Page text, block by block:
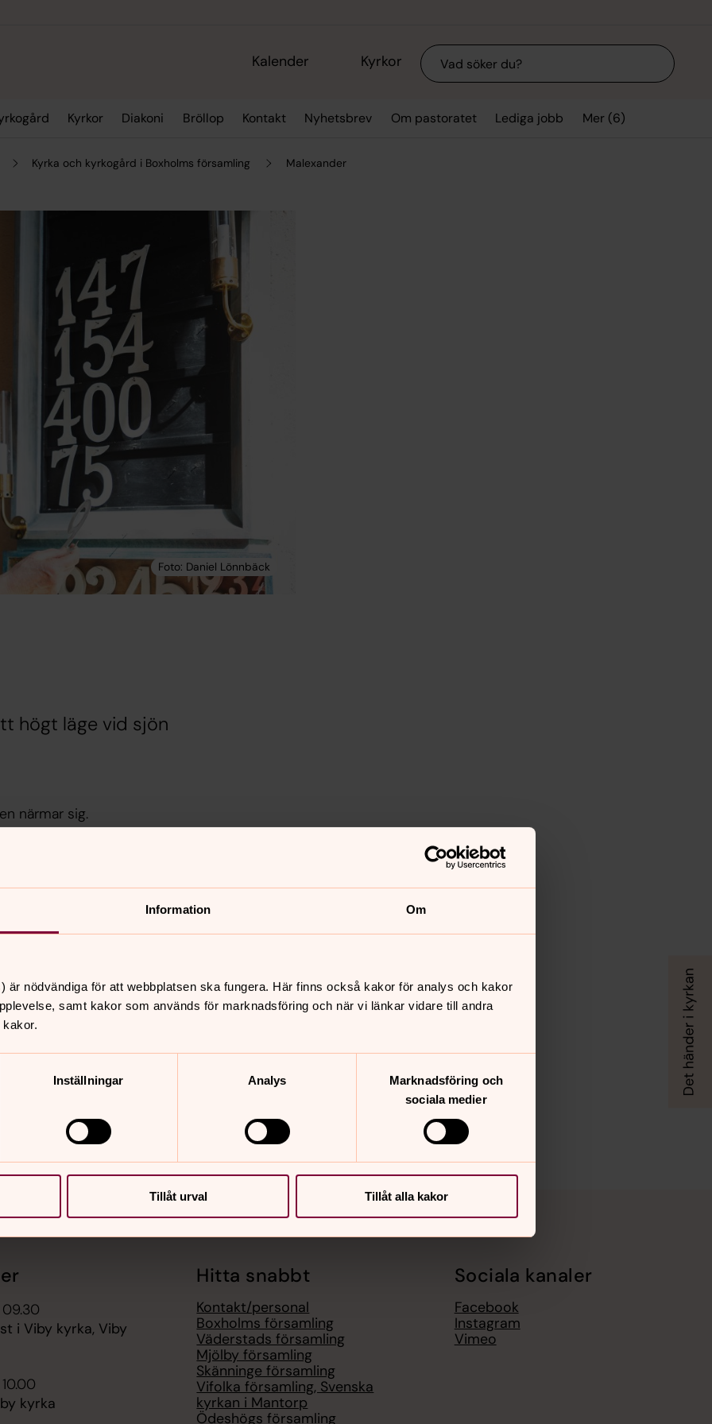
Information Om
är nödvändiga för att webbplatsen ska fungera. Här finns också kakor för analys och kakor
samt kakor som används för marknadsföring och när vi länkar vidare till andra
Inställningar Analys
Marknadsföring och
sociala medier
Tillåt urval Tillåt alla kakor
Kalender Kyrkor Sök
Kyrkor Diakoni Bröllop Kontakt Nyhetsbrev Om pastoratet Lediga jobb Mer (6)
Kyrka och kyrkogård i Boxholms församling Malexander
högt läge vid sjön
närmar sig.
1929 efter en
nedan
Malexander kyrkogård
Gå en rundtur och läs mer om kyrkogården nedan
i Viby kyrka, Viby
kyrka
Hitta snabbt
Kontakt/personal
Boxholms församling
Väderstads församling
Mjölby församling
Skänninge församling
Vifolka församling, Svenska
kyrkan i Mantorp
Ödeshögs församling
Sociala kanaler
Facebook
Instagram
Vimeo